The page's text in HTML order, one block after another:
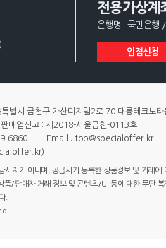
전용가상계
은행명 : 국민은행
입점신청
특별시 금천구 가산디지털2로 70 대륭테크노
매업신고 : 제2018-서울금천-0113호
6860
Email : top@specialoffer.kr
사자가 아니며, 공급사가 등록한 상품정보 및 거래
품/판매자 거래 정보 및 콘텐츠/UI 등에 대한 무단
.